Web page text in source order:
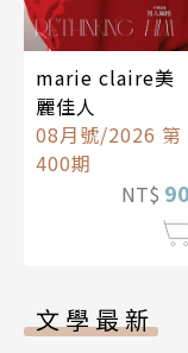
marie claire美
麗佳人
08月號/2026 第
400期
NT$ 90
文學最新